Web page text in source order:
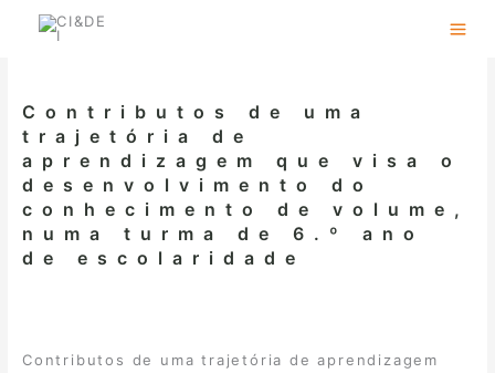
Contributos de uma
trajetória de
aprendizagem que visa o
desenvolvimento do
conhecimento de volume,
numa turma de 6.º ano
de escolaridade
Contributos de uma trajetória de aprendizagem